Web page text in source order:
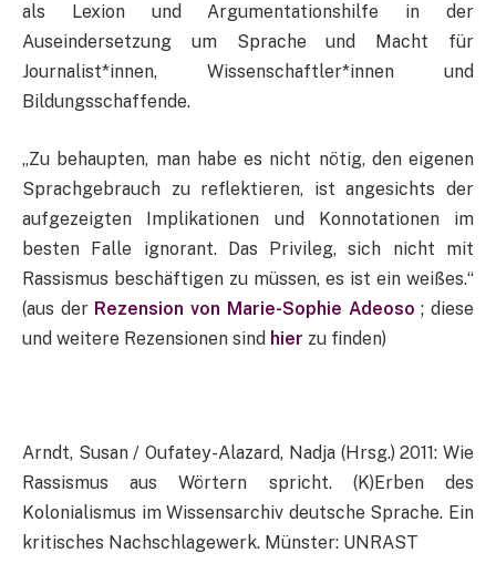
als Lexion und Argumentationshilfe in der
Auseindersetzung um Sprache und Macht für
Journalist*innen, Wissenschaftler*innen und
Bildungsschaffende.
„Zu behaupten, man habe es nicht nötig, den eigenen
Sprachgebrauch zu reflektieren, ist angesichts der
aufgezeigten Implikationen und Konnotationen im
besten Falle ignorant. Das Privileg, sich nicht mit
Rassismus beschäftigen zu müssen, es ist ein weißes.“
(aus der Rezension von Marie-Sophie Adeoso ; diese
und weitere Rezensionen sind hier zu finden)
Arndt, Susan / Oufatey-Alazard, Nadja (Hrsg.) 2011: Wie
Rassismus aus Wörtern spricht. (K)Erben des
Kolonialismus im Wissensarchiv deutsche Sprache. Ein
kritisches Nachschlagewerk. Münster: UNRAST